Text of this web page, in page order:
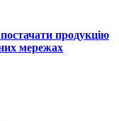
продукцію
мережах